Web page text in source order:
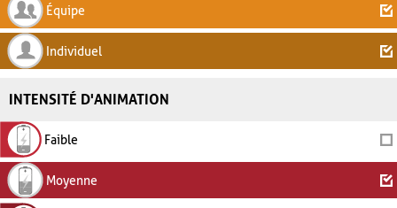
Équipe
Individuel
INTENSITÉ D'ANIMATION
Faible
Moyenne